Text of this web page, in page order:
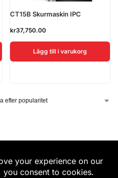
CT15B Skurmaskin IPC
kr37,750.00
Lägg till i varukorg